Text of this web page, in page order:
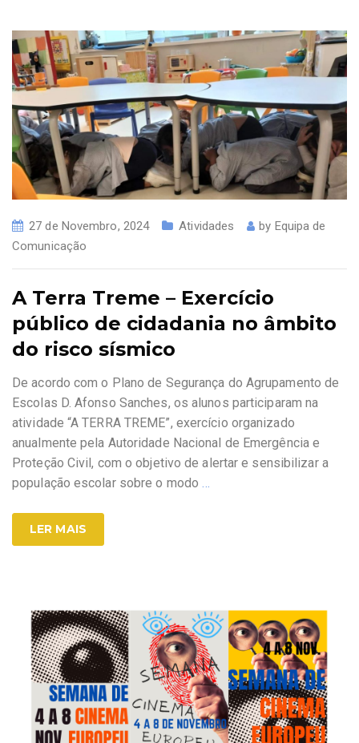
27 de Novembro, 2024 Atividades by Equipa de
Comunicação
A Terra Treme – Exercício
público de cidadania no âmbito
do risco sísmico
De acordo com o Plano de Segurança do Agrupamento de
Escolas D. Afonso Sanches, os alunos participaram na
atividade “A TERRA TREME”, exercício organizado
anualmente pela Autoridade Nacional de Emergência e
Proteção Civil, com o objetivo de alertar e sensibilizar a
população escolar sobre o modo…
LER MAIS